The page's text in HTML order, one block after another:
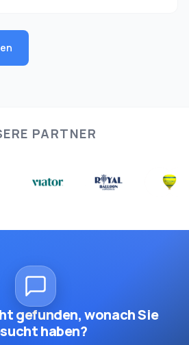
PARTNER
gefunden, wonach Sie
haben?